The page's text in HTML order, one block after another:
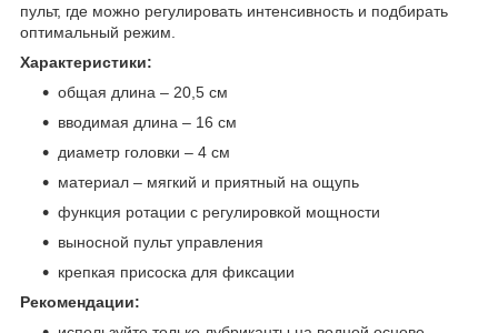
пульт, где можно регулировать интенсивность и подбирать
оптимальный режим.
Характеристики:
общая длина – 20,5 см
вводимая длина – 16 см
диаметр головки – 4 см
материал – мягкий и приятный на ощупь
функция ротации с регулировкой мощности
выносной пульт управления
крепкая присоска для фиксации
Рекомендации: